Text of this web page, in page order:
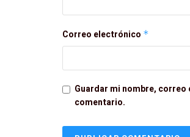
Correo electrónico *
Guardar mi nombre, correo
comentario.